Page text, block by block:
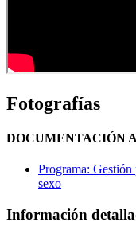
Fotografías
DOCUMENTACIÓN
Programa:
sexo
Información